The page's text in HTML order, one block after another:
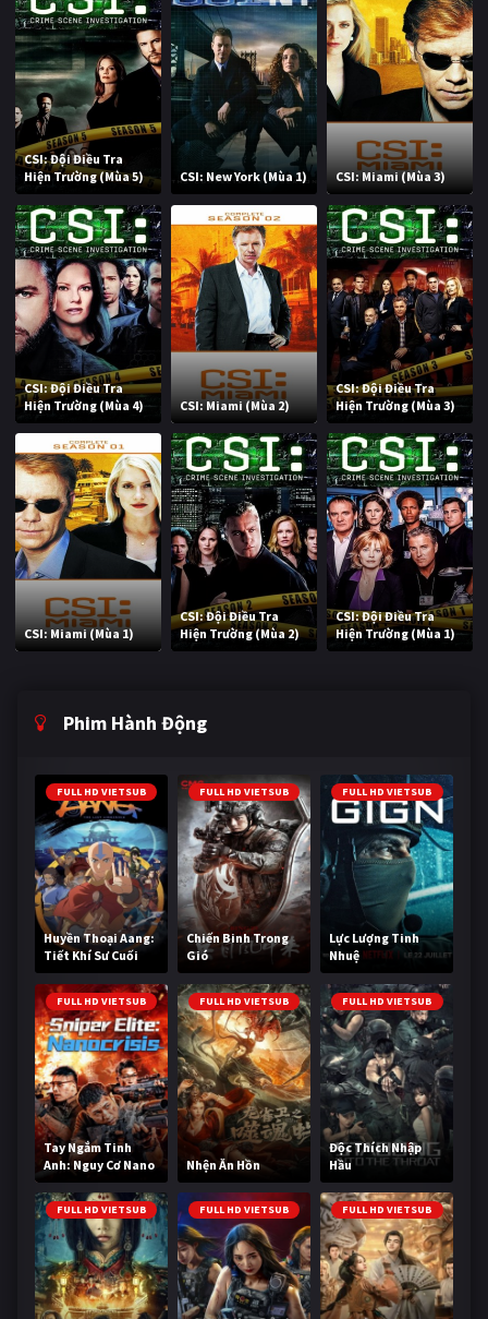
CSI: Đội Điều Tra
Hiện Trường (Mùa 5)
CSI: New York (Mùa 1) CSI: Miami (Mùa 3)
CSI: Đội Điều Tra
Hiện Trường (Mùa 4)
CSI: Miami (Mùa 2)
CSI: Đội Điều Tra
Hiện Trường (Mùa 3)
CSI: Miami (Mùa 1)
CSI: Đội Điều Tra
Hiện Trường (Mùa 2)
CSI: Đội Điều Tra
Hiện Trường (Mùa 1)
Phim Hành Động
FULL HD VIETSUB
Huyền Thoại Aang:
Tiết Khí Sư Cuối
Cùng
FULL HD VIETSUB
Chiến Binh Trong
Gió
FULL HD VIETSUB
Lực Lượng Tinh
Nhuệ
FULL HD VIETSUB
Tay Ngắm Tinh
Anh: Nguy Cơ Nano
FULL HD VIETSUB
Nhện Ăn Hồn
FULL HD VIETSUB
Độc Thích Nhập
Hầu
FULL HD VIETSUB FULL HD VIETSUB FULL HD VIETSUB